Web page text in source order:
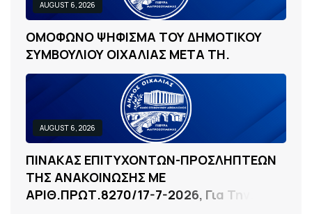
AUGUST 6, 2026
ΟΜΟΦΩΝΟ ΨΗΦΙΣΜΑ ΤΟΥΔΗΜΟΤΙΚΟΥ
ΣΥΜΒΟΥΛΙΟΥ ΟΙΧΑΛΙΑΣ ΜΕΤΑ ΤΗ.
AUGUST 6, 2026
ΠΙΝΑΚΑΣ ΕΠΙΤΥΧΟΝΤΩΝ-ΠΡΟΣΛΗΠΤΕΩΝ
ΤΗΣ ΑΝΑΚΟΙΝΩΣΗΣ ΜΕ
ΑΡΙΘ.ΠΡΩΤ.8270/17-7-2026, ΓΙΑ Τ